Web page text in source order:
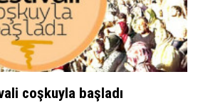
coşkuyla başladı